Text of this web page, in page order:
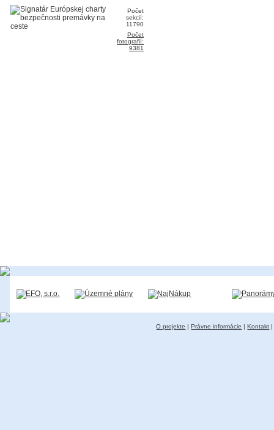
Počet
sekcií:
11790
Počet
fotografií:
9381
O projekte |Právne informácie |Kontakt